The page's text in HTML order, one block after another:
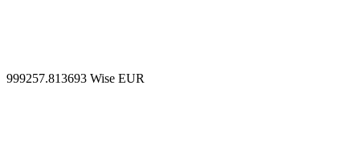
999257.813693 Wise EUR